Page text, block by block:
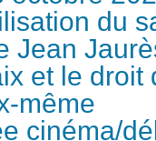
du
Jean
et le droit
même
cinéma/